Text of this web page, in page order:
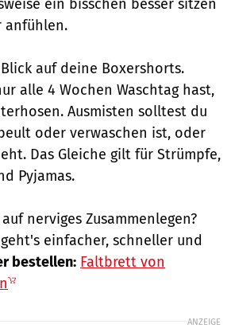
ein bisschen besser sitzen
anfühlen.
auf deine Boxershorts.
alle 4 Wochen Waschtag hast,
Ausmisten solltest du
oder verwaschen ist, oder
Das Gleiche gilt für Strümpfe,
Pyjamas.
nerviges Zusammenlegen?
einfacher, schneller und
bestellen: Faltbrett von
ANZEIGE